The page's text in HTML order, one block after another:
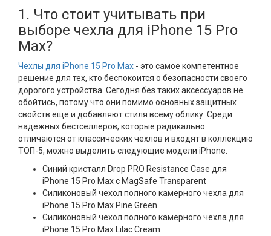
1. Что стоит учитывать при
выборе чехла для iPhone 15 Pro
Max?
Чехлы для iPhone 15 Pro Max - это самое компетентное
решение для тех, кто беспокоится о безопасности своего
дорогого устройства. Сегодня без таких аксессуаров не
обойтись, потому что они помимо основных защитных
свойств еще и добавляют стиля всему облику. Среди
надежных бестселлеров, которые радикально
отличаются от классических чехлов и входят в коллекцию
ТОП-5, можно выделить следующие модели iPhone.
Синий кристалл Drop PRO Resistance Case для
iPhone 15 Pro Max с MagSafe Transparent
Силиконовый чехол полного камерного чехла для
iPhone 15 Pro Max Pine Green
Силиконовый чехол полного камерного чехла для
iPhone 15 Pro Max Lilac Cream